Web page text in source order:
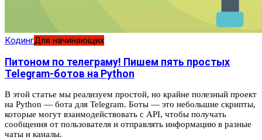
КодингДля начинающих
Питоном по телеграму! Пишем пять простых
Telegram-ботов на Python
В этой статье мы реализуем простой, но крайне полезный проект
на Python — бота для Telegram. Боты — это небольшие скрипты,
которые могут взаимодействовать с API, чтобы получать
сообщения от пользователя и отправлять информацию в разные
чаты и каналы.